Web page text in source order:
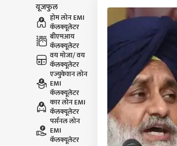
यूजफुल
होम लोन EMI
कॅलक्यूलेटर
बीएमआय
कॅलक्यूलेटर
वय मोजा/ वय
कॅलक्यूलेटर
एज्युकेशन लोन
EMI
कॅलक्यूलेटर
कार लोन EMI
कॅलक्यूलेटर
पर्सनल लोन
EMI
कॅलक्यूलेटर